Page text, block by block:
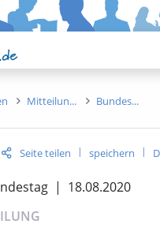
Mitteilun Bundes
Seite teilen | speichern |
| 18.08.2020